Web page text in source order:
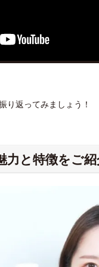
り返ってみましょう！
力と特徴をご